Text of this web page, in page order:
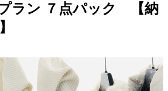
ラン ７点パック 【納